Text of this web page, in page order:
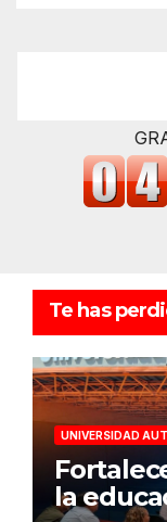
Te has
UNIVERSIDAD
la